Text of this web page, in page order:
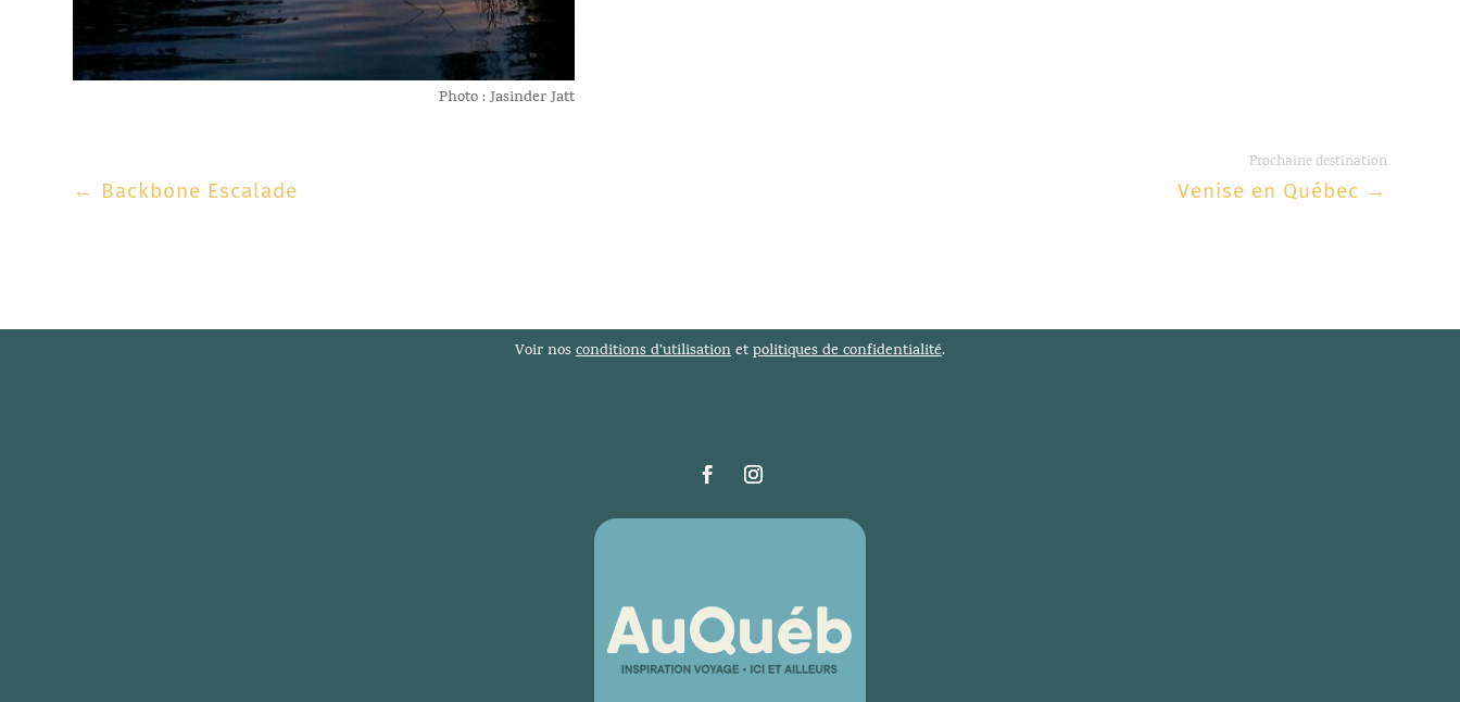
Photo : Jasinder Jatt
Prochaine destination
← Backbone Escalade Venise en Québec →
Voir nosconditions d’utilisationetpolitiques de confidentialité.